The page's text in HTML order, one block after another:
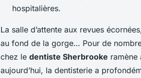
hospitalières.
La salle d’attente aux revues
au fond de la gorge… Pour de
chez le dentiste Sherbrooke ramène
aujourd’hui, la dentisterie a